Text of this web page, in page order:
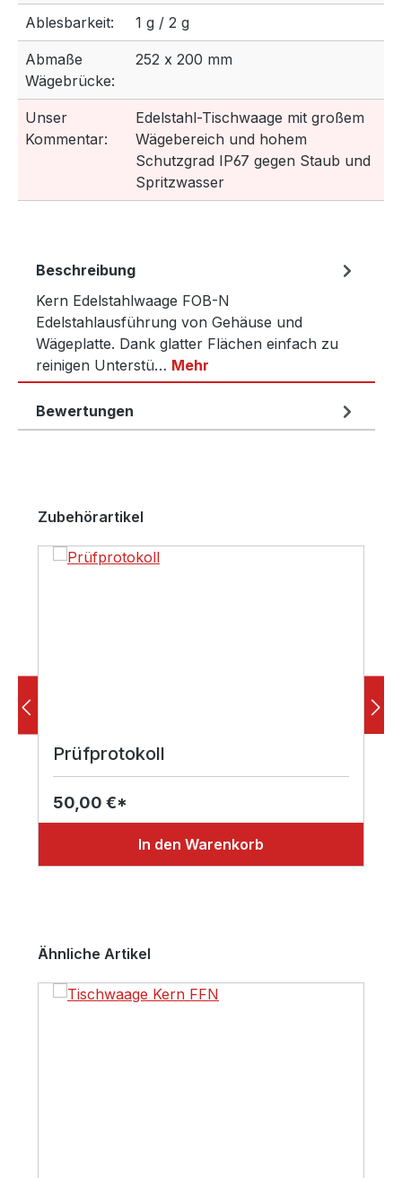
Ablesbarkeit: 1 g / 2 g
Abmaße
Wägebrücke:
252 x 200 mm
Unser
Kommentar:
Edelstahl-Tischwaage mit großem
Wägebereich und hohem
Schutzgrad IP67 gegen Staub und
Spritzwasser
Beschreibung
Kern Edelstahlwaage FOB-N
Edelstahlausführung von Gehäuse und
Wägeplatte. Dank glatter Flächen einfach zu
reinigen Unterstü… Mehr
Bewertungen
Produktgalerie überspringen
Zubehörartikel
Prüfprotokoll
50,00 €*
In den Warenkorb
Produktgalerie überspringen
Ähnliche Artikel